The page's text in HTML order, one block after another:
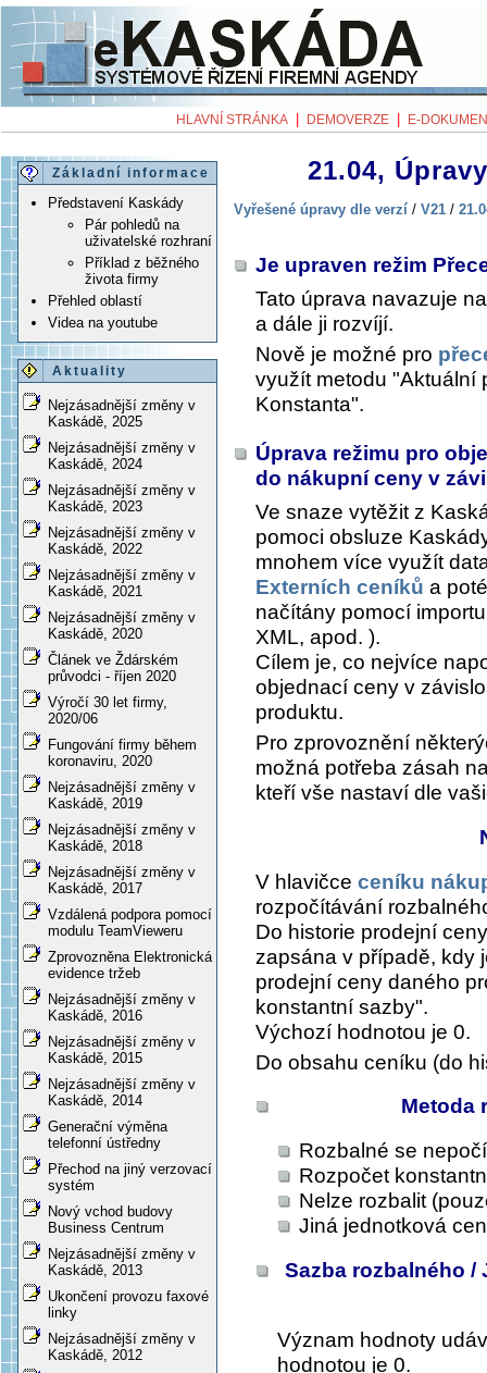
HLAVNÍ STRÁNKA DEMOVERZE E-
Základní informace
Představení Kaskády
Pár pohledů na
uživatelské rozhraní
Příklad z běžného
života firmy
Přehled oblastí
Videa na youtube
Aktuality
Nejzásadnější změny v
Kaskádě, 2025
Nejzásadnější změny v
Kaskádě, 2024
Nejzásadnější změny v
Kaskádě, 2023
Nejzásadnější změny v
Kaskádě, 2022
Nejzásadnější změny v
Kaskádě, 2021
Nejzásadnější změny v
Kaskádě, 2020
Článek ve Ždárském
průvodci - říjen 2020
Výročí 30 let firmy,
2020/06
Fungování firmy během
koronaviru, 2020
Nejzásadnější změny v
Kaskádě, 2019
Nejzásadnější změny v
Kaskádě, 2018
Nejzásadnější změny v
Kaskádě, 2017
Vzdálená podpora pomocí
modulu TeamVieweru
Zprovozněna Elektronická
evidence tržeb
Nejzásadnější změny v
Kaskádě, 2016
Nejzásadnější změny v
Kaskádě, 2015
Nejzásadnější změny v
Kaskádě, 2014
Generační výměna
telefonní ústředny
Přechod na jiný verzovací
systém
Nový vchod budovy
Business Centrum
Nejzásadnější změny v
Kaskádě, 2013
Ukončení provozu faxové
linky
Nejzásadnější změny v
Kaskádě, 2012
21.04,
Vyřešené úpravy dle verzí / V21 /
Je upraven režim
Tato úprava navazuje
a dále ji rozvíjí.
Nově je možné pro
využít metodu "Aktuální
Konstanta".
Úprava režimu pro
do nákupní ceny v
Ve snaze vytěžit z
pomoci obsluze
mnohem více využít
Externích ceníků a
načítány pomocí
XML, apod. ).
Cílem je, co nejvíce
objednací ceny v
produktu.
Pro zprovoznění
možná potřeba zásah
kteří vše nastaví dle
V hlavičce ceníku
rozpočítávání
Do historie prodejní
zapsána v případě, kdy
prodejní ceny daného
konstantní sazby".
Výchozí hodnotou je 0.
Do obsahu ceníku (do
Metoda
Rozbalné se
Rozpočet
Nelze rozbalit
Jiná jednotková
Sazba rozbalného
Význam hodnoty
hodnotou je 0.